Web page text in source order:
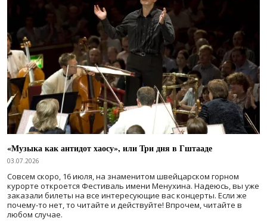
«Музыка как антидот хаосу», или Три дня в Гштааде
03.07.2026
Совсем скоро, 16 июля, на знаменитом швейцарском горном
курорте откроется Фестиваль имени Менухина. Надеюсь, вы уже
заказали билеты на все интересующие вас концерты. Если же
почему-то нет, то читайте и действуйте! Впрочем, читайте в
любом случае.